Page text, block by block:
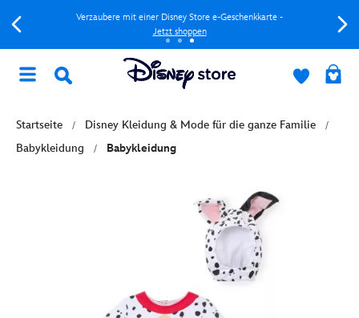
Verzaubere mit einer Disney Store e-Geschenkkarte -
Jetzt shoppen
Startseite
Disney Kleidung & Mode für die ganze Familie
Babykleidung
Babykleidung